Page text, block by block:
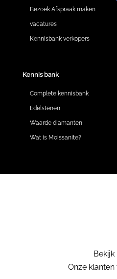
Bezoek Afspraak maken
vacatures
Kennisbank verkopers
Kennis bank
Complete kennisbank
Edelstenen
Waarde diamanten
Wat is Moissanite?
Bekijk
Onze